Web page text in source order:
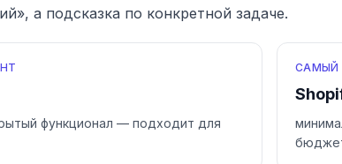
а подсказка по конкретной задаче.
функционал — подходит для
САМЫЙ